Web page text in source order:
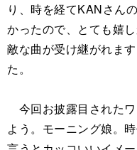
り、時を経てKANさん
かったので、とても嬉
敵な曲が受け継がれま
た。
今回お披露目された
よう。モーニング娘。